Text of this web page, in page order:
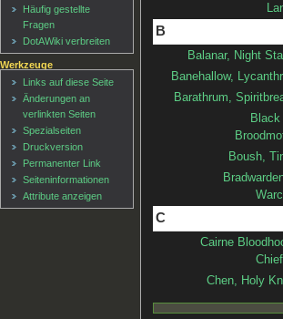
B
Balanar, Night
Banehallow,
Barathrum,
Black
Boush,
C
Cairne
Chen, Holy
Häufig gestellte
Fragen
DotAWiki verbreiten
Werkzeuge
Links auf diese Seite
Änderungen an
verlinkten Seiten
Spezialseiten
Druckversion
Permanenter Link
Seiten­informationen
Attribute anzeigen